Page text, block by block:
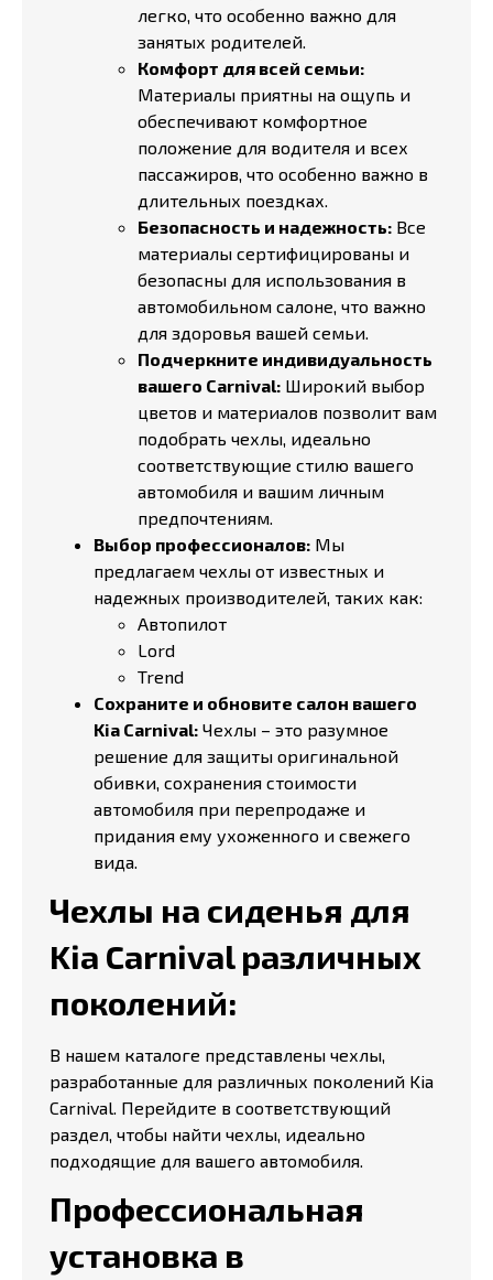
легко, что особенно важно для
занятых родителей.
Комфорт для всей семьи:
Материалы приятны на ощупь и
обеспечивают комфортное
положение для водителя и всех
пассажиров, что особенно важно в
длительных поездках.
Безопасность и надежность: Все
материалы сертифицированы и
безопасны для использования в
автомобильном салоне, что важно
для здоровья вашей семьи.
Подчеркните индивидуальность
вашего Carnival: Широкий выбор
цветов и материалов позволит вам
подобрать чехлы, идеально
соответствующие стилю вашего
автомобиля и вашим личным
предпочтениям.
Выбор профессионалов: Мы
предлагаем чехлы от известных и
надежных производителей, таких как:
Автопилот
Lord
Trend
Сохраните и обновите салон вашего
Kia Carnival: Чехлы – это разумное
решение для защиты оригинальной
обивки, сохранения стоимости
автомобиля при перепродаже и
придания ему ухоженного и свежего
вида.
Чехлы на сиденья для
Kia Carnival различных
поколений:
В нашем каталоге представлены чехлы,
разработанные для различных поколений Kia
Carnival. Перейдите в соответствующий
раздел, чтобы найти чехлы, идеально
подходящие для вашего автомобиля.
Профессиональная
установка в